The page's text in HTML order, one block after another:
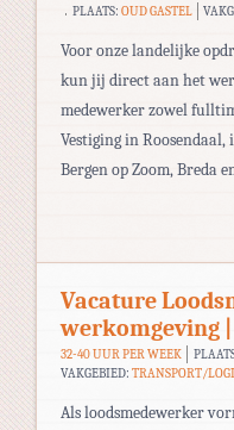
PLAATS: OUD GASTEL
Voor onze landelijke
kun jij direct aan het
medewerker zowel
Vestiging in Roosendaal,
Bergen op Zoom, Breda
Vacature
werkomgeving
32-40 UUR PER WEEK
VAKGEBIED: TRANSPORT/
Als loodsmedewerker